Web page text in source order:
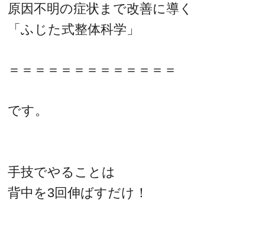
原因不明の症状まで改善に導く
「ふじた式整体科学」
＝＝＝＝＝＝＝＝＝＝＝＝＝
です。
手技でやることは
背中を3回伸ばすだけ！